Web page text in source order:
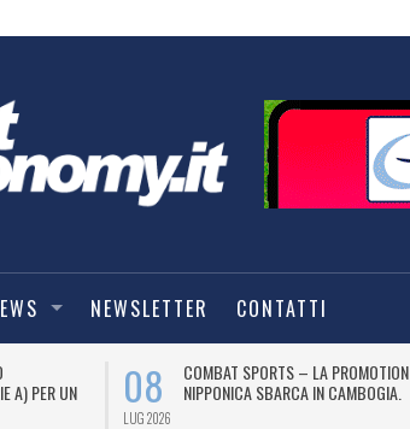
NEWSLETTER CONTATTI
A) PER UN
08
LUG 2026
COMBAT SPORTS – LA PROMOTION
NIPPONICA SBARCA IN CAMBOGIA.